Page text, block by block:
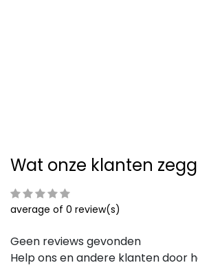
Wat onze klanten
average of 0 review(s)
Geen reviews gevonden
Help ons en andere klanten door